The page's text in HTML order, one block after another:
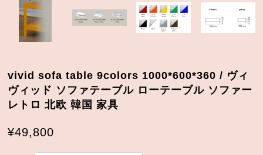
vivid sofa table 9colors 1000*600*360 / ヴィ
ヴィッド ソファテーブル ローテーブル ソファー
レトロ 北欧 韓国 家具
¥49,800